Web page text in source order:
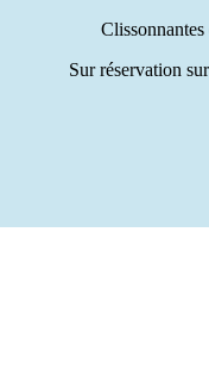
Sur réservation